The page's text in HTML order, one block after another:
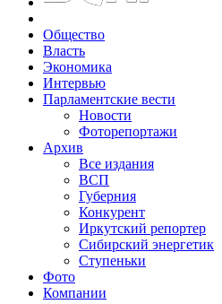
Общество
Власть
Экономика
Интервью
Парламентские вести
Новости
Фоторепортажи
Архив
Все издания
ВСП
Губерния
Конкурент
Иркутский репортер
Сибирский энергетик
Ступеньки
Фото
Компании